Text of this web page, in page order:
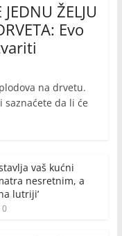
ŽELJU
Evo
na drvetu.
saznaćete da li će
vaš kućni
nesretnim, a
lutriji’
0